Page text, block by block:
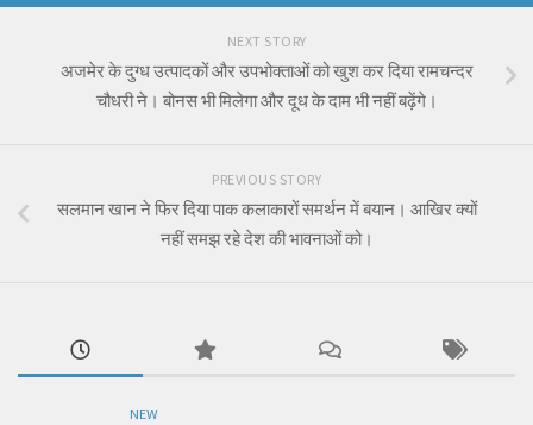
NEXT STORY
अजमेर के दुग्ध उत्पादकों और उपभोक्ताओं को खुश कर दिया रामचन्दर
चौधरी ने। बोनस भी मिलेगा और दूध के दाम भी नहीं बढ़ेंगे।
PREVIOUS STORY
सलमान खान ने फिर दिया पाक कलाकारों समर्थन में बयान। आखिर क्यों
नहीं समझ रहे देश की भावनाओं को।
NEW